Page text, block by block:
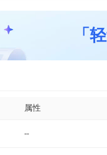
「
属性
--